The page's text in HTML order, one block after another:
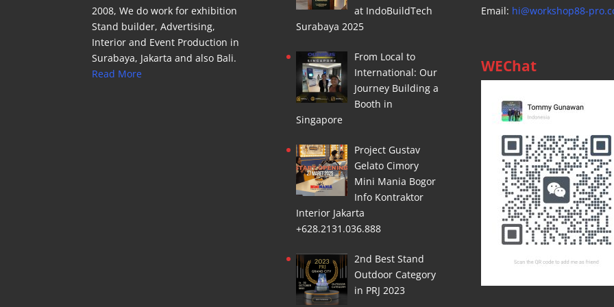
2008, We do work for exhibition
Stand builder, Advertising,
Interior and Event Production in
Surabaya, Jakarta and also Bali.
Read More
at IndoBuildTech
Surabaya 2025
From Local to
International: Our
Journey Building a
Booth in
Singapore
Project Gustav
Gelato Cimory
Mini Mania Bogor
Info Kontraktor
Interior Jakarta
+628.2131.036.888
2nd Best Stand
Outdoor Category
in PRJ 2023
Email: hi@workshop88-
WEChat